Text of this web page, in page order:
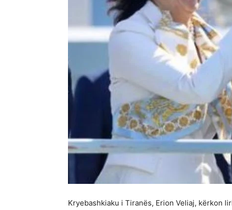
Kryebashkiaku i Tiranës, Erion Veliaj, kërkon